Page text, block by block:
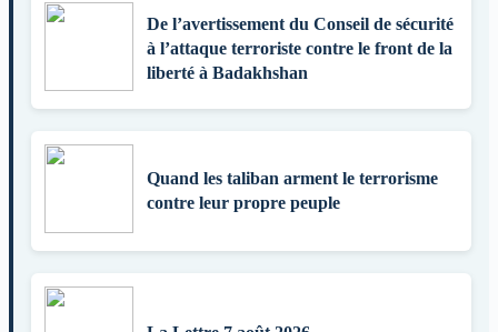
De l’avertissement du Conseil de sécurité
à l’attaque terroriste contre le front de la
liberté à Badakhshan
Quand les taliban arment le terrorisme
contre leur propre peuple